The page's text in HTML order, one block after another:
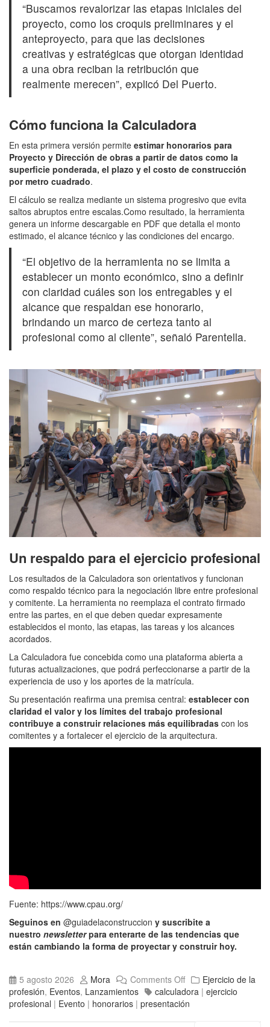
“Buscamos revalorizar las etapas iniciales del
proyecto, como los croquis preliminares y el
anteproyecto, para que las decisiones
creativas y estratégicas que otorgan identidad
a una obra reciban la retribución que
realmente merecen”, explicó Del Puerto.
Cómo funciona la Calculadora
En esta primera versión permite estimar honorarios para
Proyecto y Dirección de obras a partir de datos como la
superficie ponderada, el plazo y el costo de construcción
por metro cuadrado.
El cálculo se realiza mediante un sistema progresivo que evita
saltos abruptos entre escalas.Como resultado, la herramienta
genera un informe descargable en PDF que detalla el monto
estimado, el alcance técnico y las condiciones del encargo.
“El objetivo de la herramienta no se limita a
establecer un monto económico, sino a definir
con claridad cuáles son los entregables y el
alcance que respaldan ese honorario,
brindando un marco de certeza tanto al
profesional como al cliente”, señaló Parentella.
Un respaldo para el ejercicio profesional
Los resultados de la Calculadora son orientativos y funcionan
como respaldo técnico para la negociación libre entre profesional
y comitente. La herramienta no reemplaza el contrato firmado
entre las partes, en el que deben quedar expresamente
establecidos el monto, las etapas, las tareas y los alcances
acordados.
La Calculadora fue concebida como una plataforma abierta a
futuras actualizaciones, que podrá perfeccionarse a partir de la
experiencia de uso y los aportes de la matrícula.
Su presentación reafirma una premisa central: establecer con
claridad el valor y los límites del trabajo profesional
contribuye a construir relaciones más equilibradas con los
comitentes y a fortalecer el ejercicio de la arquitectura.
Fuente: https://www.cpau.org/
Seguinos en @guiadelaconstruccion y suscribite a
nuestro newsletterpara enterarte de las tendencias que
están cambiando la forma de proyectar y construir hoy.
5 agosto 2026 Mora Comments Off
Ejercicio de la
profesión, Eventos, Lanzamientos calculadora | ejercicio
profesional | Evento | honorarios | presentación